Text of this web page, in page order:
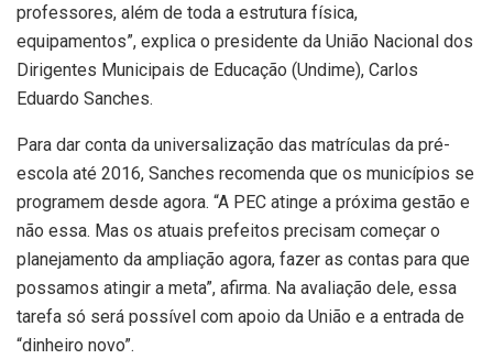
professores, além de toda a estrutura física,
equipamentos”, explica o presidente da União Nacional dos
Dirigentes Municipais de Educação (Undime), Carlos
Eduardo Sanches.
Para dar conta da universalização das matrículas da pré-
escola até 2016, Sanches recomenda que os municípios se
programem desde agora. “A PEC atinge a próxima gestão e
não essa. Mas os atuais prefeitos precisam começar o
planejamento da ampliação agora, fazer as contas para que
possamos atingir a meta”, afirma. Na avaliação dele, essa
tarefa só será possível com apoio da União e a entrada de
“dinheiro novo”.